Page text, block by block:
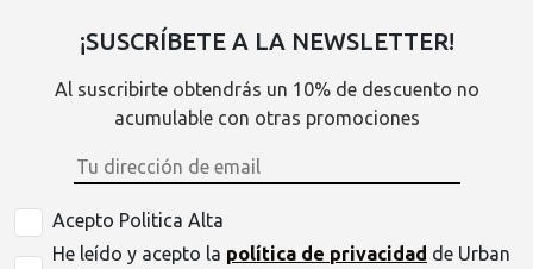
¡SUSCRÍBETE A LA NEWSLETTER!
Al suscribirte obtendrás un 10% de descuento no
acumulable con otras promociones
Acepto Politica Alta
He leído y acepto la política de privacidad de Urban